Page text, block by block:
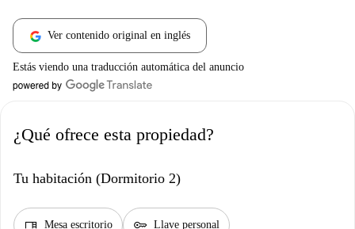
Ver contenido original en inglés
Estás viendo una traducción automática del anuncio
¿Qué ofrece esta propiedad?
Tu habitación (Dormitorio 2)
desk Mesa escritorio key Llave personal